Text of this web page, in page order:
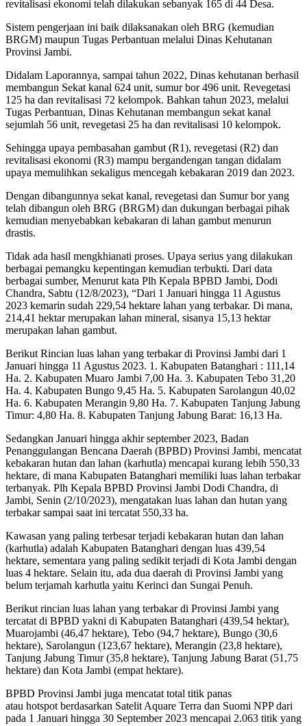
revitalisasi ekonomi telah dilakukan sebanyak 165 di 44 Desa.
Sistem pengerjaan ini baik dilaksanakan oleh BRG (kemudian
BRGM) maupun Tugas Perbantuan melalui Dinas Kehutanan
Provinsi Jambi.
Didalam Laporannya, sampai tahun 2022, Dinas kehutanan berhasil
membangun Sekat kanal 624 unit, sumur bor 496 unit. Revegetasi
125 ha dan revitalisasi 72 kelompok. Bahkan tahun 2023, melalui
Tugas Perbantuan, Dinas Kehutanan membangun sekat kanal
sejumlah 56 unit, revegetasi 25 ha dan revitalisasi 10 kelompok.
Sehingga upaya pembasahan gambut (R1), revegetasi (R2) dan
revitalisasi ekonomi (R3) mampu bergandengan tangan didalam
upaya memulihkan sekaligus mencegah kebakaran 2019 dan 2023.
Dengan dibangunnya sekat kanal, revegetasi dan Sumur bor yang
telah dibangun oleh BRG (BRGM) dan dukungan berbagai pihak
kemudian menyebabkan kebakaran di lahan gambut menurun
drastis.
Tidak ada hasil mengkhianati proses. Upaya serius yang dilakukan
berbagai pemangku kepentingan kemudian terbukti. Dari data
berbagai sumber, Menurut kata Plh Kepala BPBD Jambi, Dodi
Chandra, Sabtu (12/8/2023), “Dari 1 Januari hingga 11 Agustus
2023 kemarin sudah 229,54 hektare lahan yang terbakar. Di mana,
214,41 hektar merupakan lahan mineral, sisanya 15,13 hektar
merupakan lahan gambut.
Berikut Rincian luas lahan yang terbakar di Provinsi Jambi dari 1
Januari hingga 11 Agustus 2023. 1. Kabupaten Batanghari : 111,14
Ha. 2. Kabupaten Muaro Jambi 7,00 Ha. 3. Kabupaten Tebo 31,20
Ha. 4. Kabupaten Bungo 9,45 Ha. 5. Kabupaten Sarolangun 40,02
Ha. 6. Kabupaten Merangin 9,80 Ha. 7. Kabupaten Tanjung Jabung
Timur: 4,80 Ha. 8. Kabupaten Tanjung Jabung Barat: 16,13 Ha.
Sedangkan Januari hingga akhir september 2023, Badan
Penanggulangan Bencana Daerah (BPBD) Provinsi Jambi, mencatat
kebakaran hutan dan lahan (karhutla) mencapai kurang lebih 550,33
hektare, di mana Kabupaten Batanghari memiliki luas lahan terbakar
terbanyak. Plh Kepala BPBD Provinsi Jambi Dodi Chandra, di
Jambi, Senin (2/10/2023), mengatakan luas lahan dan hutan yang
terbakar sampai saat ini tercatat 550,33 ha.
Kawasan yang paling terbesar terjadi kebakaran hutan dan lahan
(karhutla) adalah Kabupaten Batanghari dengan luas 439,54
hektare, sementara yang paling sedikit terjadi di Kota Jambi dengan
luas 4 hektare. Selain itu, ada dua daerah di Provinsi Jambi yang
belum terjamah karhutla yaitu Kerinci dan Sungai Penuh.
Berikut rincian luas lahan yang terbakar di Provinsi Jambi yang
tercatat di BPBD yakni di Kabupaten Batanghari (439,54 hektar),
Muarojambi (46,47 hektare), Tebo (94,7 hektare), Bungo (30,6
hektare), Sarolangun (123,67 hektare), Merangin (23,8 hektare),
Tanjung Jabung Timur (35,8 hektare), Tanjung Jabung Barat (51,75
hektare) dan Kota Jambi (empat hektare).
BPBD Provinsi Jambi juga mencatat total titik panas
atau hotspot berdasarkan Satelit Aquare Terra dan Suomi NPP dari
pada 1 Januari hingga 30 September 2023 mencapai 2.063 titik yang